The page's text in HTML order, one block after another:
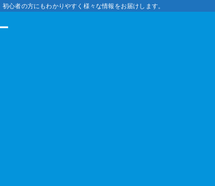
心者の方にもわかりやすく様々な情報をお届けします。